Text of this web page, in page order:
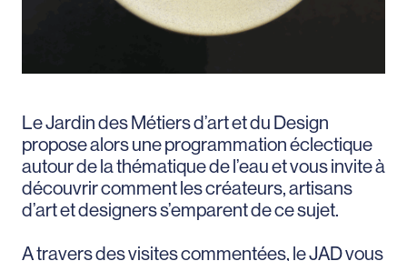
Le Jardin des Métiers d’art et du Design
propose alors une programmation éclectique
autour de la thématique de l’eau et vous invite à
découvrir comment les créateurs, artisans
d’art et designers s’emparent de ce sujet.
A travers des visites commentées, le JAD vous